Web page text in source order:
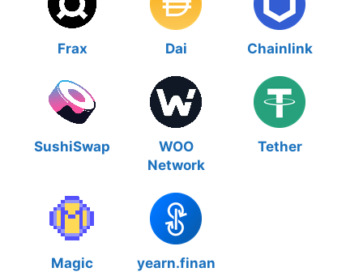
Frax Dai Chainlink
SushiSwap
WOO
Network
Tether
Magic
yearn.finan